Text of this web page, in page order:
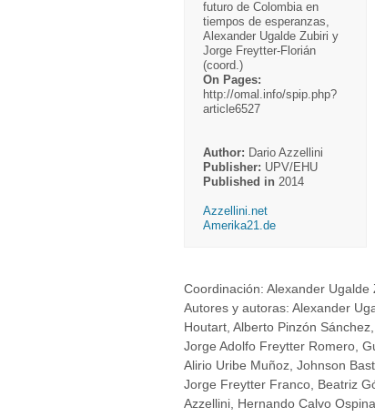
futuro de Colombia en
tiempos de esperanzas,
Alexander Ugalde Zubiri y
Jorge Freytter-Florián
(coord.)
On Pages:
http://omal.info/spip.php?
article6527
Author: Dario Azzellini
Publisher: UPV/EHU
Published in 2014
Azzellini.net
Amerika21.de
Coordinación: Alexander
Autores y autoras: Alexander
Houtart, Alberto Pinzón
Jorge Adolfo Freytter Romero,
Alirio Uribe Muñoz, Johnson
Jorge Freytter Franco, Beatriz
Azzellini, Hernando Calvo